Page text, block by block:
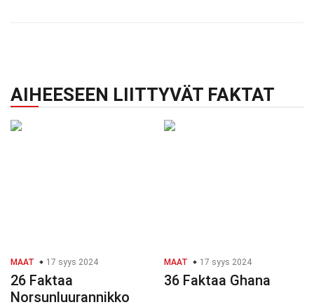
AIHEESEEN LIITTYVÄT FAKTAT
MAAT 17 syys 2024
26 Faktaa
Norsunluurannikko
MAAT 17 syys 2024
36 Faktaa Ghana